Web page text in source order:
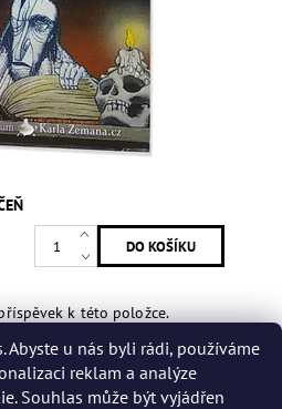
k této položce.
Abyste u nás byli rádi, používáme
reklam a analýze
Souhlas může být vyjádřen